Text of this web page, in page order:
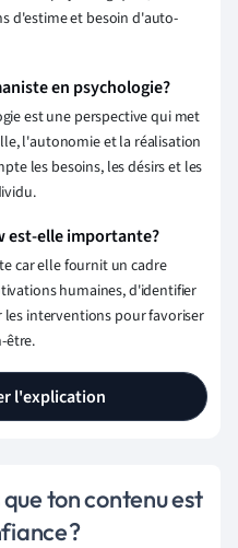
d'estime et besoin d'auto-
en psychologie?
est une perspective qui met
l'autonomie et la réalisation
les besoins, les désirs et les
est-elle importante?
car elle fournit un cadre
humaines, d'identifier
interventions pour favoriser
être.
l'explication
ton contenu est
?